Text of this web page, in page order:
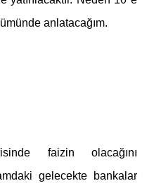
anlatacağım.
faizin olacağını
gelecekte bankalar